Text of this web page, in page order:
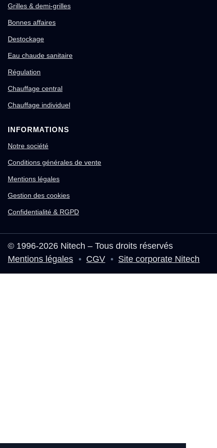
Grilles & demi-grilles
Bonnes affaires
Destockage
Eau chaude sanitaire
Régulation
Chauffage central
Chauffage individuel
INFORMATIONS
Notre société
Conditions générales de vente
Mentions légales
Gestion des cookies
Confidentialité & RGPD
© 1996-2026 Nitech – Tous droits réservés
Mentions légales • CGV • Site corporate Nitech